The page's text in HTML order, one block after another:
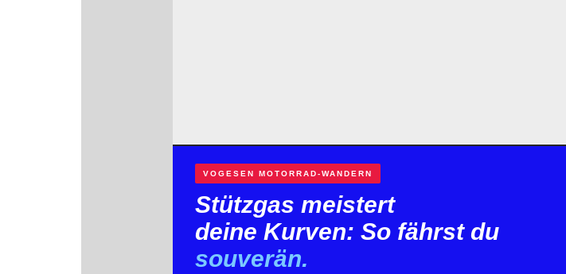
VOGESEN MOTORRAD-WANDERN
Stützgas meistert
deine Kurven: So fährst du
souverän.